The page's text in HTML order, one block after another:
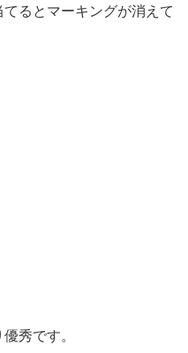
るとマーキングが消えて
秀です。